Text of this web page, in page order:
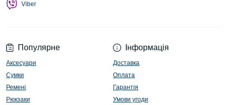
Популярне
Аксесуари
Сумки
Ремені
Рюкзаки
Інформація
Доставка
Оплата
Гарантія
Умови угоди
Viber